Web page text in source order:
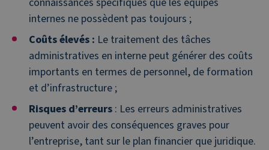
internes ne possèdent pas toujours ;
Coûts élevés : Le traitement des tâches
administratives en interne peut générer des coûts
importants en termes de personnel, de formation
et d’infrastructure ;
Risques d’erreurs : Les erreurs administratives
peuvent avoir des conséquences graves pour
l’entreprise, tant sur le plan financier que juridique.